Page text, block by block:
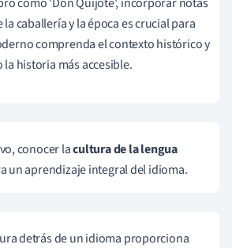
caballería y la época es crucial para
comprenda el contexto histórico y
historia más accesible.
conocer lacultura de la lengua
un aprendizaje integral del idioma.
detrás de un idioma proporciona